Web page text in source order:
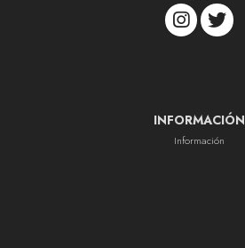
INFORMACIÓN
Información